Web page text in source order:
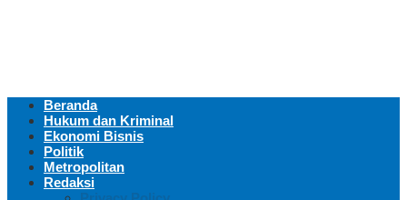
Beranda
Hukum dan Kriminal
Ekonomi Bisnis
Politik
Metropolitan
Redaksi